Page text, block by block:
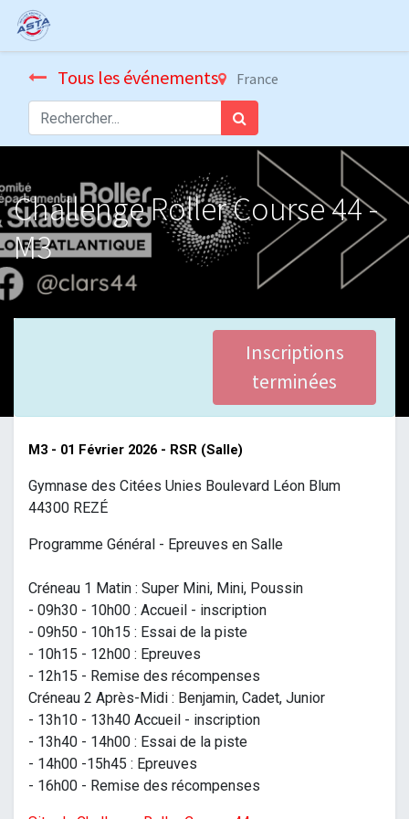
Tous les événements France
Challenge Roller Course 44 -
M3
Inscriptions
terminées
M3 - 01 Février 2026 - RSR (Salle)
Gymnase des Citées Unies Boulevard Léon Blum
44300 REZÉ
Programme Général - Epreuves en Salle
Créneau 1 Matin : Super Mini, Mini, Poussin
- 09h30 - 10h00 : Accueil - inscription
- 09h50 - 10h15 : Essai de la piste
- 10h15 - 12h00 : Epreuves
- 12h15 - Remise des récompenses
Créneau 2 Après-Midi : Benjamin, Cadet, Junior
- 13h10 - 13h40 Accueil - inscription
- 13h40 - 14h00 : Essai de la piste
- 14h00 -15h45 : Epreuves
- 16h00 - Remise des récompenses